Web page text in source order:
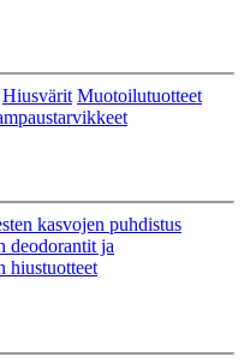
Hiusvärit Muotoilutuotteet
kasvojen puhdistus
deodorantit ja
hiustuotteet